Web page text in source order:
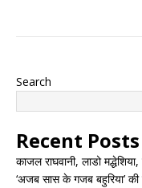
Search
Recent Posts
काजल राघवानी, लाडो
‘अजब सास के गजब बहुरिया’